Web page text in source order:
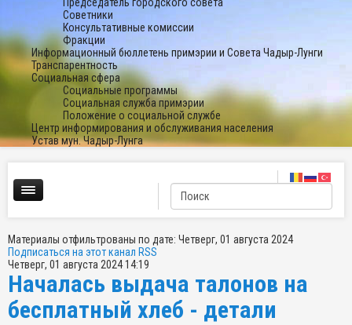
Советники
Консультативные комиссии
Фракции
Информационный бюллетень примэрии и Совета Чадыр-Лунги
Транспарентность
Социальная сфера
Социальные программы
Социальная служба примэрии
Положение о социальной службе
Центр информирования и обслуживания населения
Устав мун. Чадыр-Лунга
Материалы отфильтрованы по дате: Четверг, 01 августа 2024
Подписаться на этот канал RSS
Четверг, 01 августа 2024 14:19
Началась выдача талонов на
бесплатный хлеб - детали